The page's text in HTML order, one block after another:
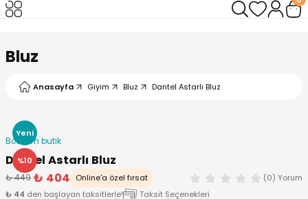
Bluz
Anasayfa Giyim Bluz Dantel Astarlı Bluz
Yeni
%10
Bodrum butik
Dantel Astarlı Bluz
₺ 449 ₺ 404 Online'a özel fırsat
(0) Yorum
₺ 44 den başlayan taksitlerle!
Taksit Seçenekleri
Geri Dön
Geri Dön